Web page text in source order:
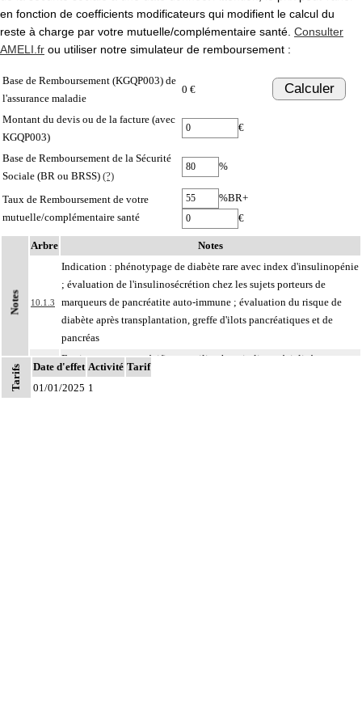
en fonction de coefficients modificateurs qui modifient le calcul du
reste à charge par votre mutuelle/complémentaire santé. Consulter
AMELI.fr ou utiliser notre simulateur de remboursement :
Base de Remboursement (KGQP003) de
l'assurance maladie
0 € Calculer
Montant du devis ou de la facture (avec
KGQP003)
€
Base de Remboursement de la Sécurité
Sociale (BR ou BRSS) (?)
%
Taux de Remboursement de votre
mutuelle/complémentaire santé
%BR+
€
Notes
Arbre Notes
10.1.3
Indication : phénotypage de diabète rare avec index d'insulinopénie
; évaluation de l'insulinosécrétion chez les sujets porteurs de
marqueurs de pancréatite auto-immune ; évaluation du risque de
diabète après transplantation, greffe d'ilots pancréatiques et de
pancréas
10.1.3 Environnement : spécifique ; milieu hospitalier spécialisé
Tarifs Date d'effet Activité Tarif
01/01/2025 1